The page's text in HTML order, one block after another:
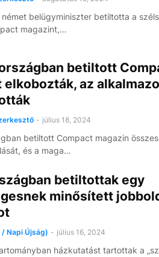
német belügyminiszter betiltotta a
magazint,…
betiltott
elkobozták, az
- július 18, 2024
betiltott Compact magazin
és a maga…
betiltottak egy
minősített
/ Napi Újság) - július 16, 2024
házkutatást tartottak a